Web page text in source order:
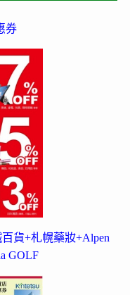
券
貨+札幌藥妝+Alpen
GOLF